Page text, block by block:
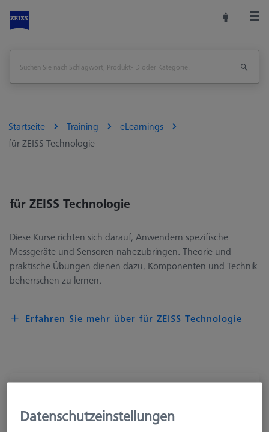
Startseite Training
eLearnings
für ZEISS Technologie
für ZEISS Technologie
Diese Kurse richten sich darauf, Anwendern spezifische
Messgeräte und Sensoren nahezubringen. Theorie und
praktische Übungen dienen dazu, Komponenten und Technik
beherrschen zu lernen.
Erfahren Sie mehr über für ZEISS Technologie
Datenschutzeinstellungen